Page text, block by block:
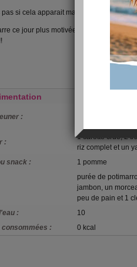
si cela apparait mais je suis à 68kg,
ce jour plus motivée que jamais et
:
1 kiwi, 1 yaourt
:
1 carotte crue, 2
riz complet et un
snack :
1 pomme
purée de
jambon, un
peu de pain et 1
:
10
:
0 kcal